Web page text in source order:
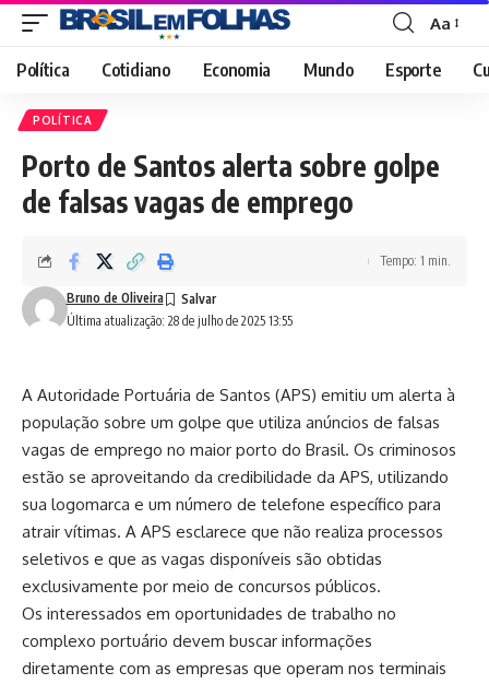
Font
Resizer
Aa
Política Cotidiano Economia Mundo Esporte
POLÍTICA
Porto de Santos alerta sobre golpe
de falsas vagas de emprego
Última atualização: 28 de julho de 2025 13:55
Bruno de Oliveira
Tempo: 1 min.
A Autoridade Portuária de Santos (APS) emitiu um alerta à
população sobre um golpe que utiliza anúncios de falsas
vagas de emprego no maior porto do Brasil. Os criminosos
estão se aproveitando da credibilidade da APS, utilizando
sua logomarca e um número de telefone específico para
atrair vítimas. A APS esclarece que não realiza processos
seletivos e que as vagas disponíveis são obtidas
exclusivamente por meio de concursos públicos.
Os interessados em oportunidades de trabalho no
complexo portuário devem buscar informações
diretamente com as empresas que operam nos terminais